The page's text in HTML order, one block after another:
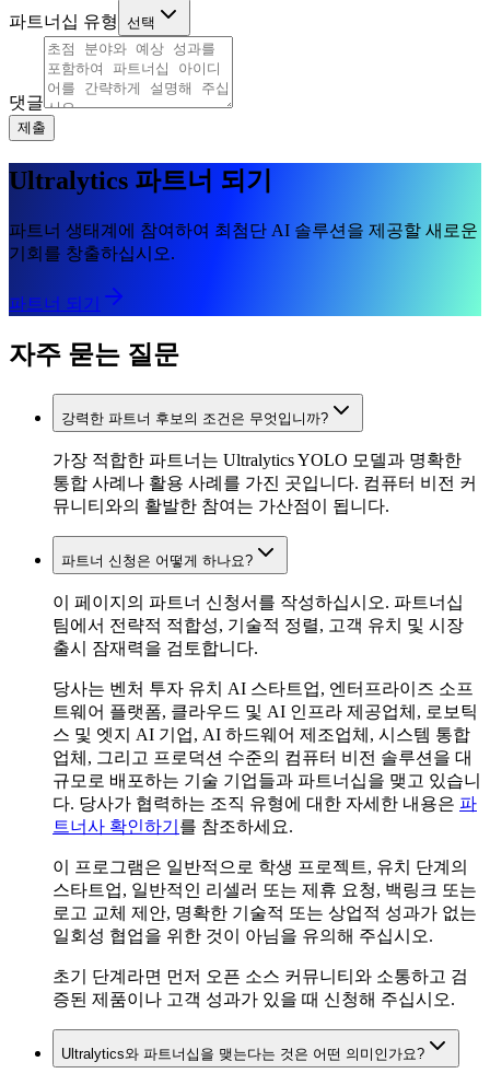
파트너십 유형 선택
댓글
제출
Ultralytics 파트너 되기
파트너 생태계에 참여하여 최첨단 AI 솔루션을 제공할 새로운
기회를 창출하십시오.
파트너 되기
자주 묻는 질문
강력한 파트너 후보의 조건은 무엇입니까?
가장 적합한 파트너는 Ultralytics YOLO 모델과 명확한
통합 사례나 활용 사례를 가진 곳입니다. 컴퓨터 비전 커
뮤니티와의 활발한 참여는 가산점이 됩니다.
파트너 신청은 어떻게 하나요?
이 페이지의 파트너 신청서를 작성하십시오. 파트너십
팀에서 전략적 적합성, 기술적 정렬, 고객 유치 및 시장
출시 잠재력을 검토합니다.
당사는 벤처 투자 유치 AI 스타트업, 엔터프라이즈 소프
트웨어 플랫폼, 클라우드 및 AI 인프라 제공업체, 로보틱
스 및 엣지 AI 기업, AI 하드웨어 제조업체, 시스템 통합
업체, 그리고 프로덕션 수준의 컴퓨터 비전 솔루션을 대
규모로 배포하는 기술 기업들과 파트너십을 맺고 있습니
다. 당사가 협력하는 조직 유형에 대한 자세한 내용은 파
트너사 확인하기 를 참조하세요.
이 프로그램은 일반적으로 학생 프로젝트, 유치 단계의
스타트업, 일반적인 리셀러 또는 제휴 요청, 백링크 또는
로고 교체 제안, 명확한 기술적 또는 상업적 성과가 없는
일회성 협업을 위한 것이 아님을 유의해 주십시오.
초기 단계라면 먼저 오픈 소스 커뮤니티와 소통하고 검
증된 제품이나 고객 성과가 있을 때 신청해 주십시오.
Ultralytics와 파트너십을 맺는다는 것은 어떤 의미인가요?